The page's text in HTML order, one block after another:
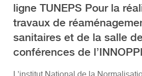
ligne TUNEPS Pour la
travaux de
sanitaires et de la salle
conférences de l’INNOPPI